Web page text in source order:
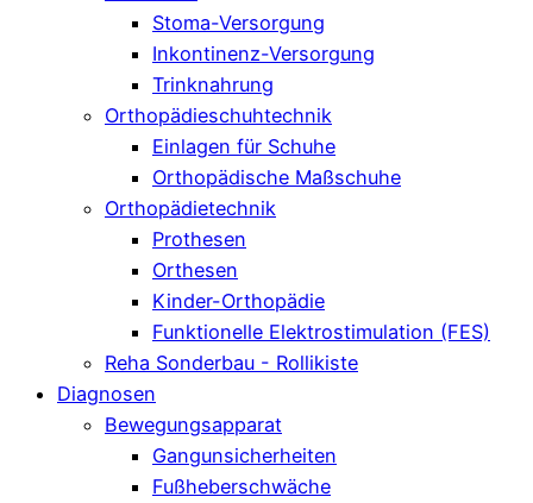
Stoma-Versorgung
Inkontinenz-Versorgung
Trinknahrung
Orthopädieschuhtechnik
Einlagen für Schuhe
Orthopädische Maßschuhe
Orthopädietechnik
Prothesen
Orthesen
Kinder-Orthopädie
Funktionelle Elektrostimulation (FES)
Reha Sonderbau - Rollikiste
Diagnosen
Bewegungsapparat
Gangunsicherheiten
Fußheberschwäche